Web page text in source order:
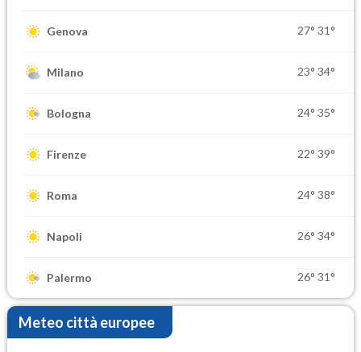
Genova 27° 31°
Milano 23° 34°
Bologna 24° 35°
Firenze 22° 39°
Roma 24° 38°
Napoli 26° 34°
Palermo 26° 31°
Meteo città europee